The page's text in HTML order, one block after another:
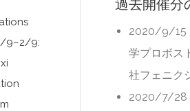
過去開催分
2020/9/15
学プロボス
社フェニク
2020/7/28
9–2/9: